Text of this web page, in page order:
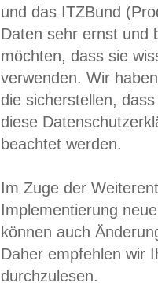
und das ITZBund
Daten sehr ernst und
möchten, dass sie
verwenden. Wir
die sicherstellen,
diese
beachtet werden.
Im Zuge der
Implementierung
können auch
Daher empfehlen wir
durchzulesen.